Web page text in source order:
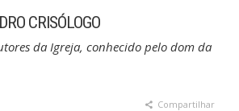
CRISÓLOGO
da Igreja, conhecido pelo dom da
Compartilhar